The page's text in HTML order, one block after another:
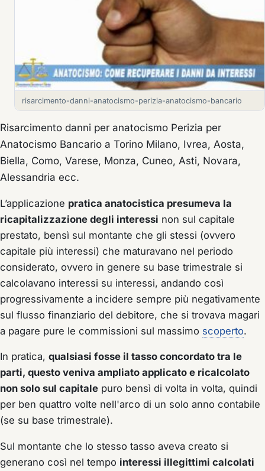
risarcimento-danni-anatocismo-perizia-anatocismo-bancario
Risarcimento danni per anatocismo Perizia per
Anatocismo Bancario a Torino Milano, Ivrea, Aosta,
Biella, Como, Varese, Monza, Cuneo, Asti, Novara,
Alessandria ecc.
L’applicazione pratica anatocistica presumeva la
ricapitalizzazione degli interessi non sul capitale
prestato, bensì sul montante che gli stessi (ovvero
capitale più interessi) che maturavano nel periodo
considerato, ovvero in genere su base trimestrale si
calcolavano interessi su interessi, andando così
progressivamente a incidere sempre più negativamente
sul flusso finanziario del debitore, che si trovava magari
a pagare pure le commissioni sul massimo scoperto.
In pratica, qualsiasi fosse il tasso concordato tra le
parti, questo veniva ampliato applicato e ricalcolato
non solo sul capitale puro bensì di volta in volta, quindi
per ben quattro volte nell'arco di un solo anno contabile
(se su base trimestrale).
Sul montante che lo stesso tasso aveva creato si
generano così nel tempo interessi illegittimi calcolati